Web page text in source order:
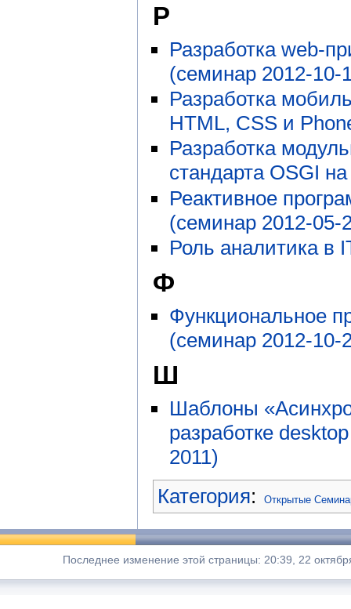
Р
Разработка web-
(семинар 2012-10-
Разработка
HTML, CSS и
Разработка
стандарта OSGI
Реактивное
(семинар 2012-05-
Роль аналитика в
Ф
Функциональное
(семинар 2012-10-
Ш
Шаблоны
разработке
2011)
Категория: Открытые
Последнее изменение этой страницы: 20:39, 22